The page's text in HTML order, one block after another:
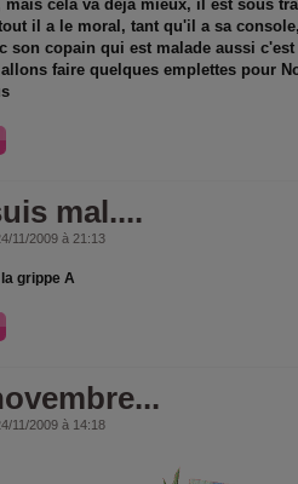
mais cela va déjà mieux, il est sous
il a le moral, tant qu'il a sa
son copain qui est malade aussi
faire quelques emplettes pour
mal....
11/2009 à 21:13
grippe A
11/2009 à 14:18